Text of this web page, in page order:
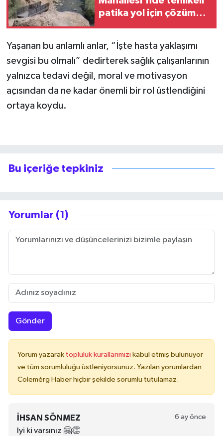
patika yol için çözüm
Yaşanan bu anlamlı anlar, “İşte hasta yaklaşımı
sevgisi bu olmalı” dedirterek sağlık çalışanlarının
yalnızca tedavi değil, moral ve motivasyon
açısından da ne kadar önemli bir rol üstlendiğini
ortaya koydu.
Bu içeriğe tepkiniz
Yorumlar (1)
Gönder
Yorum yazarak topluluk kurallarımızı kabul etmiş bulunuyor
ve tüm sorumluluğu üstleniyorsunuz. Yazılan yorumlardan
Colemérg Haber hiçbir şekilde sorumlu tutulamaz.
İHSAN SÖNMEZ 6 ay önce
Iyi ki varsınız 🤗👏